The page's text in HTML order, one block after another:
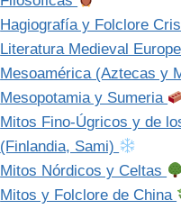
Hagiografía y Folclore
Literatura Medieval
Mesoamérica (Aztecas y
Mesopotamia y Sumeria
Mitos Fino-Úgricos y de
(Finlandia, Sami)
Mitos Nórdicos y Celtas
Mitos y Folclore de China